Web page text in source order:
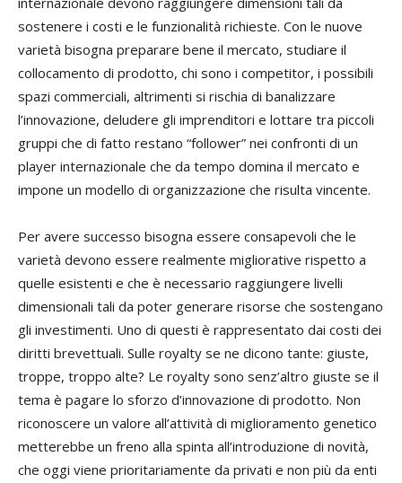
sostenere i costi e le funzionalità richieste. Con le nuove
varietà bisogna preparare bene il mercato, studiare il
collocamento di prodotto, chi sono i competitor, i possibili
spazi commerciali, altrimenti si rischia di banalizzare
l’innovazione, deludere gli imprenditori e lottare tra piccoli
gruppi che di fatto restano “follower” nei confronti di un
player internazionale che da tempo domina il mercato e
impone un modello di organizzazione che risulta vincente.
Per avere successo bisogna essere consapevoli che le
varietà devono essere realmente migliorative rispetto a
quelle esistenti e che è necessario raggiungere livelli
dimensionali tali da poter generare risorse che sostengano
gli investimenti. Uno di questi è rappresentato dai costi dei
diritti brevettuali. Sulle royalty se ne dicono tante: giuste,
troppe, troppo alte? Le royalty sono senz’altro giuste se il
tema è pagare lo sforzo d’innovazione di prodotto. Non
riconoscere un valore all’attività di miglioramento genetico
metterebbe un freno alla spinta all’introduzione di novità,
che oggi viene prioritariamente da privati e non più da enti